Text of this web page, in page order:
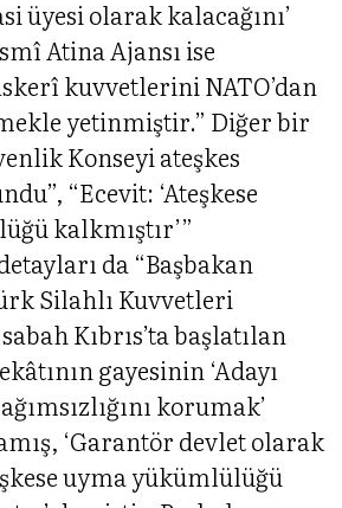
üyesi olarak kalacağını’
Atina Ajansı ise
kuvvetlerini NATO’dan
yetinmiştir.” Diğer bir
Konseyi ateşkes
“Ecevit: ‘Ateşkese
kalkmıştır’”
da “Başbakan
Silahlı Kuvvetleri
Kıbrıs’ta başlatılan
gayesinin ‘Adayı
korumak’
‘Garantör devlet olarak
uyma yükümlülüğü